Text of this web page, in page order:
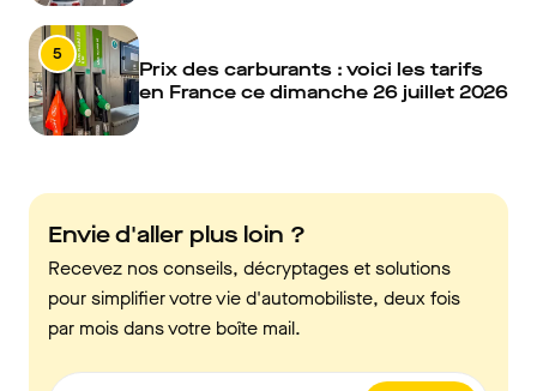
5
Prix des carburants : voici les tarifs
en France ce dimanche 26 juillet 2026
Envie d'aller plus loin ?
Recevez nos conseils, décryptages et solutions
pour simplifier votre vie d'automobiliste, deux fois
par mois dans votre boîte mail.